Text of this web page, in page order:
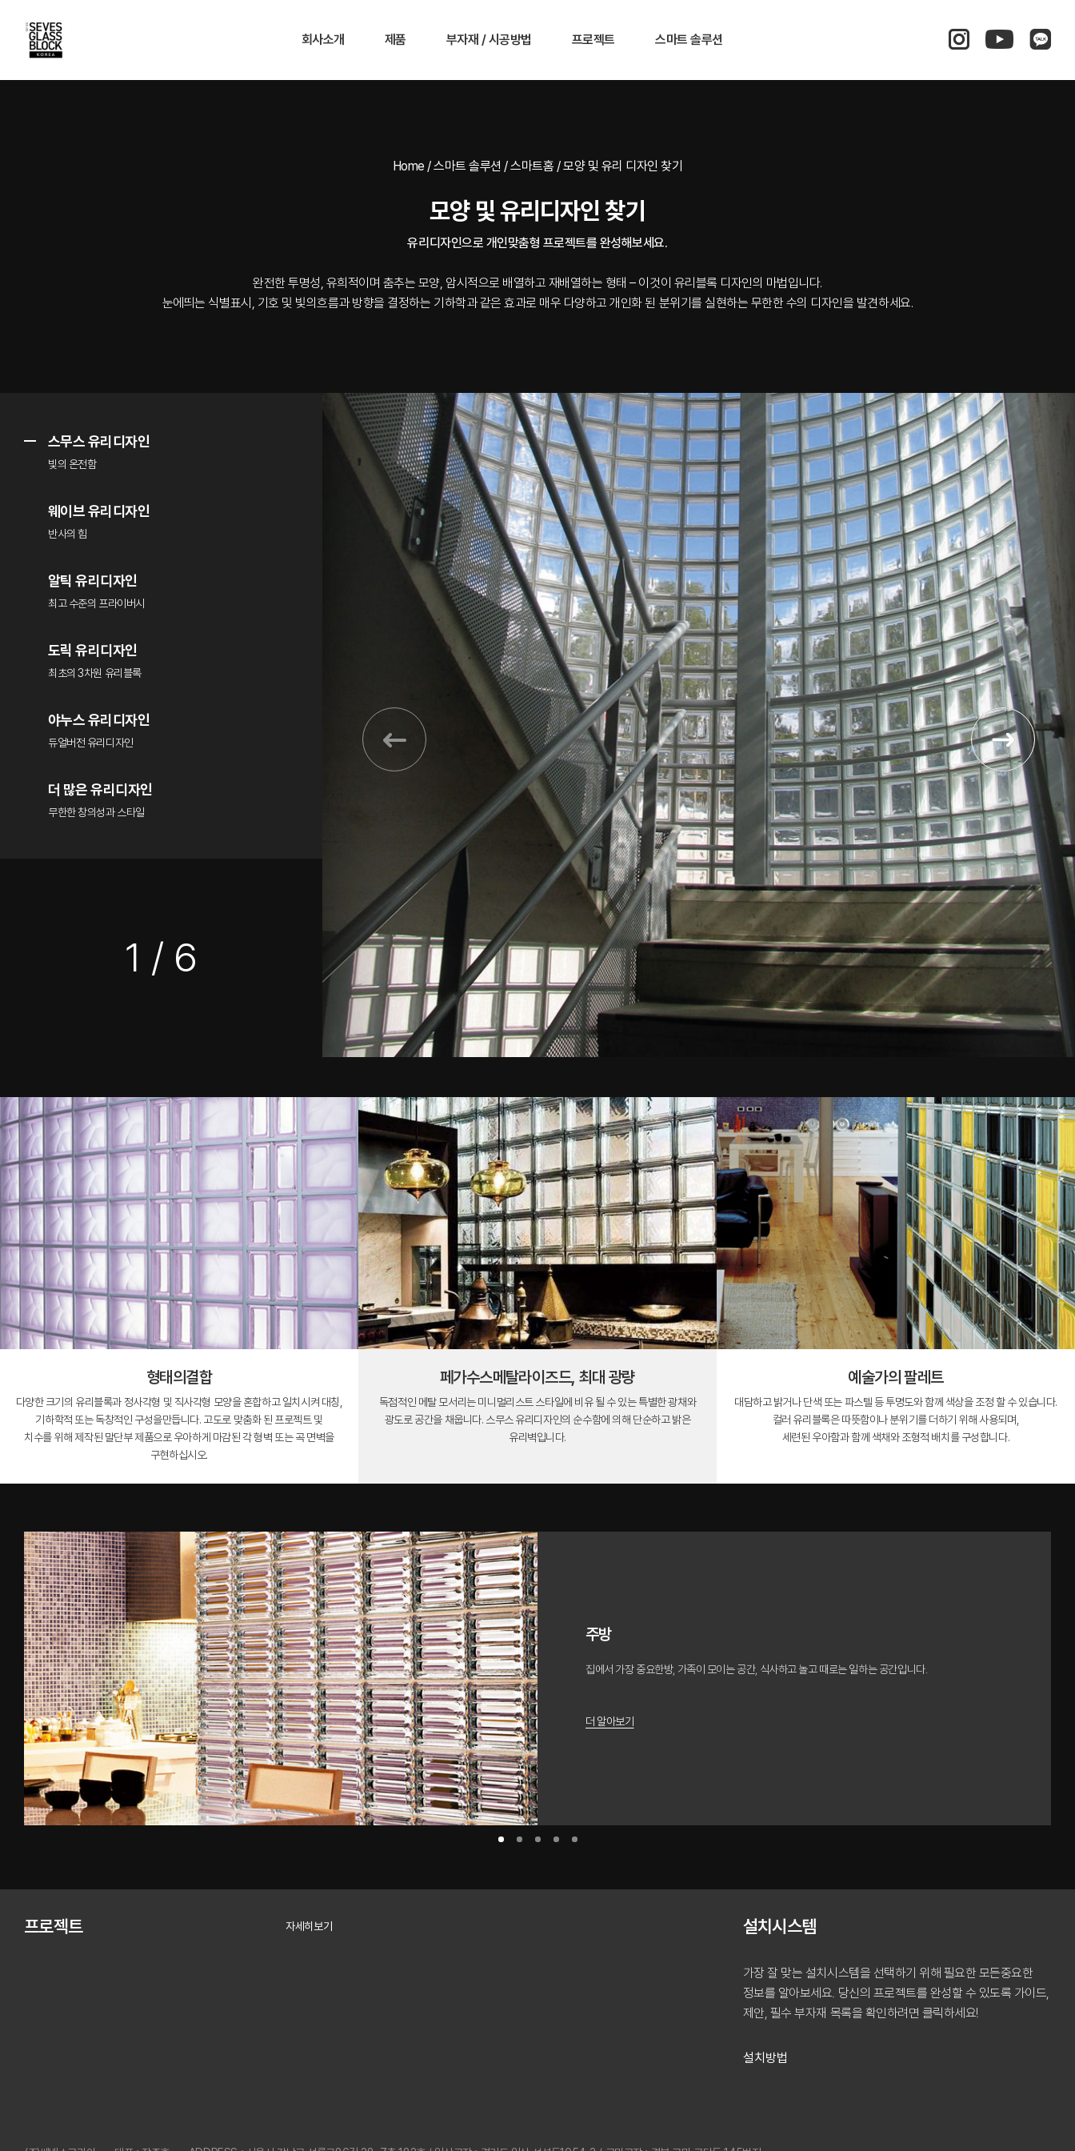
회사소개 제품 부자재 / 시공방법 프로젝트 스마트 솔루션
Home / 스마트 솔루션 / 스마트홈 / 모양 및 유리 디자인 찾기
모양 및 유리디자인 찾기
유리디자인으로 개인맞춤형 프로젝트를 완성해보세요.
완전한 투명성, 유희적이며 춤추는 모양, 암시적으로 배열하고 재배열하는 형태 – 이것이 유리블록 디자인의 마법입니다.
눈에띄는 식별표시, 기호 및 빛의흐름과 방향을 결정하는 기하학과 같은 효과로 매우 다양하고 개인화 된 분위기를 실현하는 무한한 수의 디자인을 발견하세요.
스무스 유리디자인
빛의 온전함
웨이브 유리디자인
반사의 힘
알틱 유리디자인
최고 수준의 프라이버시
도릭 유리디자인
최초의 3차원 유리블록
야누스 유리디자인
듀얼버전 유리디자인
더 많은 유리디자인
무한한 창의성과 스타일
1 / 6
형태의결합
다양한 크기의 유리블록과 정사각형 및 직사각형 모양을 혼합하고 일치시켜 대칭,
기하학적 또는 독창적인 구성을만듭니다. 고도로 맞춤화 된 프로젝트 및
치수를 위해 제작된 말단부 제품으로 우아하게 마감된 각 형벽 또는 곡 면벽을
구현하십시오.
페가수스메탈라이즈드, 최대 광량
독점적인 메탈 모서리는 미니멀리스트 스타일에 비유 될 수 있는 특별한 광채와
광도로 공간을 채웁니다. 스무스 유리디자인의 순수함에 의해 단순하고 밝은
유리벽입니다.
예술가의 팔레트
대담하고 밝거나 단색 또는 파스텔 등 투명도와 함께 색상을 조정 할 수 있습니다.
컬러 유리블록은 따뜻함이나 분위기를 더하기 위해 사용되며,
세련된 우아함과 함께 색채와 조형적 배치를 구성합니다.
주방
집에서 가장 중요한방, 가족이 모이는 공간, 식사하고 놀고 때로는 일하는 공간입니다.
더 알아보기
프로젝트 자세히보기 설치시스템
가장 잘 맞는 설치시스템을 선택하기 위해 필요한 모든중요한
정보를 알아보세요. 당신의 프로젝트를 완성할 수 있도록 가이드,
제안, 필수 부자재 목록을 확인하려면 클릭하세요!
설치방법